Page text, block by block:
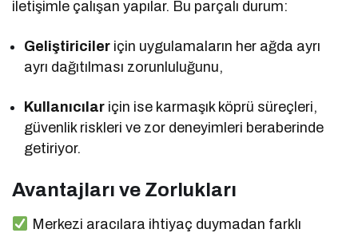
iletişimle çalışan yapılar. Bu parçalı durum:
Geliştiriciler için uygulamaların her ağda ayrı
ayrı dağıtılması zorunluluğunu,
Kullanıcılar için ise karmaşık köprü süreçleri,
güvenlik riskleri ve zor deneyimleri beraberinde
getiriyor.
Avantajları ve Zorlukları
Merkezi aracılara ihtiyaç duymadan farklı